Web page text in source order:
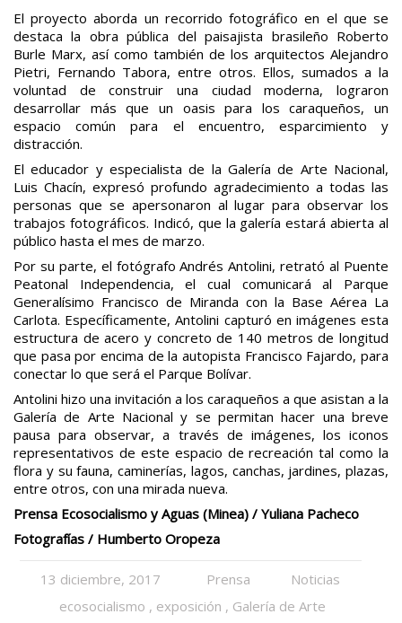
El proyecto aborda un recorrido fotográfico en el que se
destaca la obra pública del paisajista brasileño Roberto
Burle Marx, así como también de los arquitectos Alejandro
Pietri, Fernando Tabora, entre otros. Ellos, sumados a la
voluntad de construir una ciudad moderna, lograron
desarrollar más que un oasis para los caraqueños, un
espacio común para el encuentro, esparcimiento y
distracción.
El educador y especialista de la Galería de Arte Nacional,
Luis Chacín, expresó profundo agradecimiento a todas las
personas que se apersonaron al lugar para observar los
trabajos fotográficos. Indicó, que la galería estará abierta al
público hasta el mes de marzo.
Por su parte, el fotógrafo Andrés Antolini, retrató al Puente
Peatonal Independencia, el cual comunicará al Parque
Generalísimo Francisco de Miranda con la Base Aérea La
Carlota. Específicamente, Antolini capturó en imágenes esta
estructura de acero y concreto de 140 metros de longitud
que pasa por encima de la autopista Francisco Fajardo, para
conectar lo que será el Parque Bolívar.
Antolini hizo una invitación a los caraqueños a que asistan a la
Galería de Arte Nacional y se permitan hacer una breve
pausa para observar, a través de imágenes, los iconos
representativos de este espacio de recreación tal como la
flora y su fauna, caminerías, lagos, canchas, jardines, plazas,
entre otros, con una mirada nueva.
Prensa Ecosocialismo y Aguas (Minea) / Yuliana Pacheco
Fotografías / Humberto Oropeza
13 diciembre, 2017 Prensa
Noticias
ecosocialismo , exposición , Galería de Arte